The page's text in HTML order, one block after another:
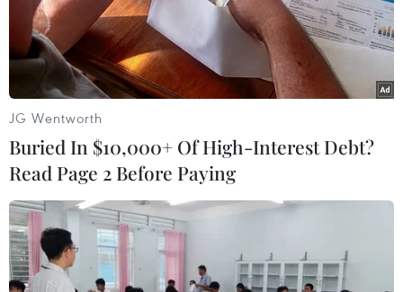
20h, thành phố trở nên lung linh huyền ảo hơn. (Ảnh: Tiến
Trung/Vietnam+)
JG Wentworth
Buried In $10,000+ Of High-Interest Debt?
Read Page 2 Before Paying